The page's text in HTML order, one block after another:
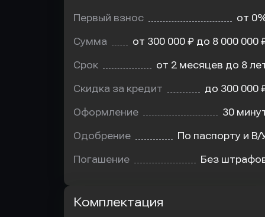
Первый взнос от
Сумма от 300 000 ₽ до 8 000 000
Срок от 2 месяцев до 8
Скидка за кредит до 300 000
Оформление 30
Одобрение По паспорту и В/
Погашение Без
Комплектация